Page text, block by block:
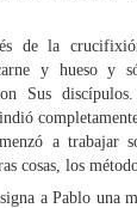
de la
y hueso y
Sus
a trabajar
cosas, los
a Pablo una